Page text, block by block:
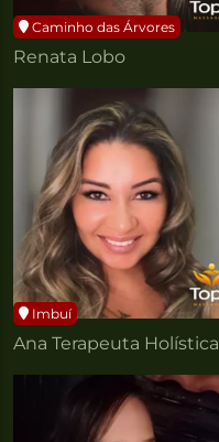
Caminho das Árvores
Renata Lobo
Imbuí
Ana Terapeuta Holística